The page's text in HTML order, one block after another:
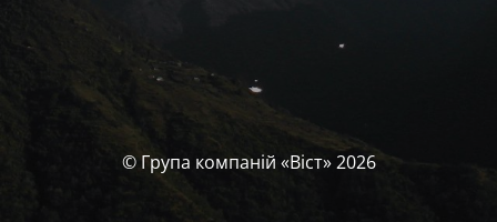
© Група компаній «‎Віст»‎ 2026